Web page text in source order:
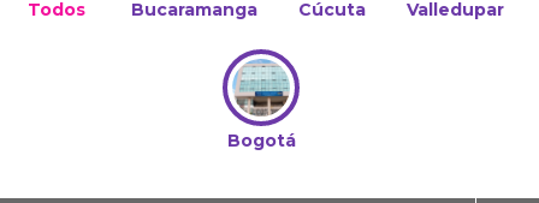
Todos Bucaramanga Cúcuta Valledupar
Bogotá